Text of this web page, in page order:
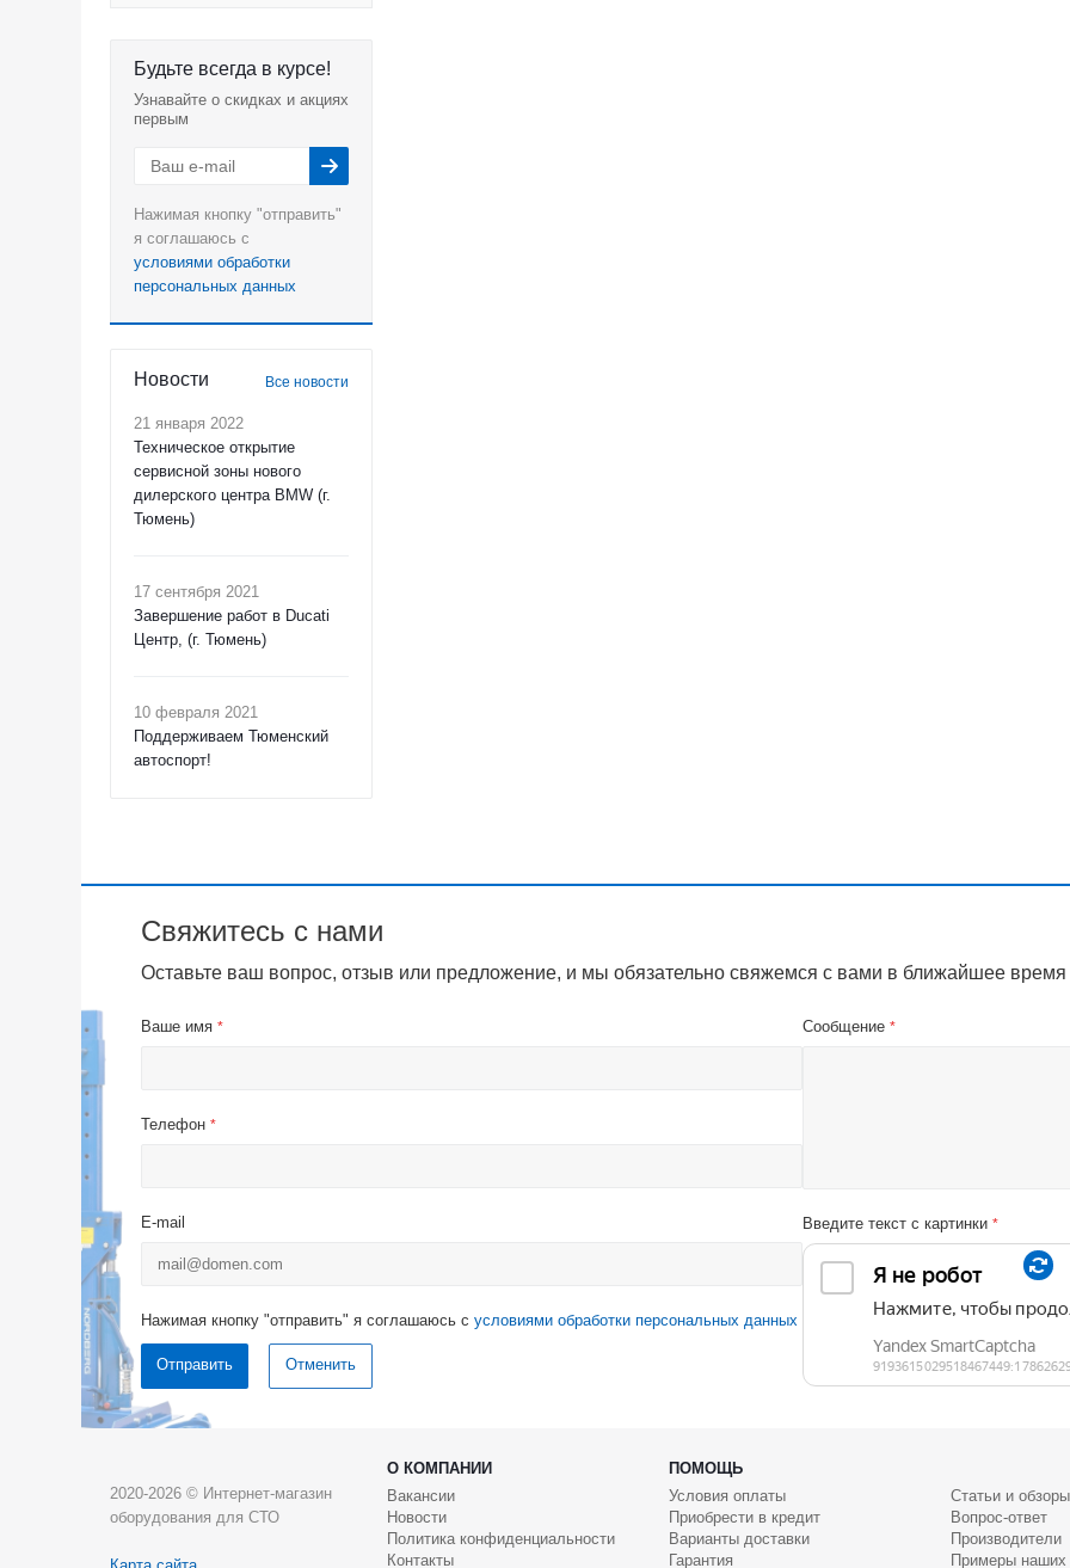
Будьте всегда в курсе!
Узнавайте о скидках и акциях
первым
Нажимая кнопку "отправить"
я соглашаюсь с
условиями обработки
персональных данных
Новости Все новости
21 января 2022
Техническое открытие
сервисной зоны нового
дилерского центра BMW (г.
Тюмень)
17 сентября 2021
Завершение работ в Ducati
Центр, (г. Тюмень)
10 февраля 2021
Поддерживаем Тюменский
автоспорт!
Свяжитесь с нами
Оставьте ваш вопрос, отзыв или предложение, и мы обязательно свяжемся с вами в ближайшее время
Ваше имя *
Телефон *
E-mail
Сообщение *
Введите текст с картинки *
Нажимая кнопку "отправить" я соглашаюсь с условиями обработки персональных данных
Отменить
2020-2026 © Интернет-магазин
оборудования для СТО
О КОМПАНИИ
ПОМОЩЬ
Вакансии
Новости
Политика конфиденциальности
Контакты
Условия оплаты
Приобрести в кредит
Варианты доставки
Гарантия
Статьи и обзоры
Вопрос-ответ
Производители
Примеры наших